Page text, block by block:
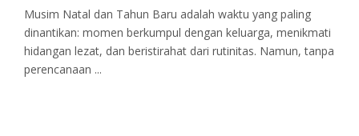
Musim Natal dan Tahun Baru adalah waktu yang paling
dinantikan: momen berkumpul dengan keluarga, menikmati
hidangan lezat, dan beristirahat dari rutinitas. Namun, tanpa
perencanaan ...